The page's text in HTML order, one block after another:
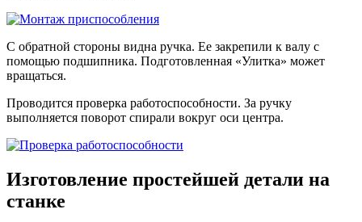
С обратной стороны видна ручка. Ее закрепили к валу с
помощью подшипника. Подготовленная «Улитка» может
вращаться.
Проводится проверка работоспособности. За ручку
выполняется поворот спирали вокруг оси центра.
Изготовление простейшей детали на
станке